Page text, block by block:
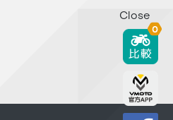
Close
0